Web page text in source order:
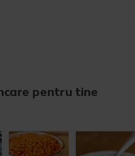
pentru tine
Supă
Supă cremă de